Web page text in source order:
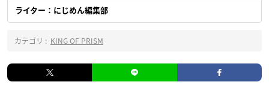
ライター：にじめん編集部
カテゴリ : KING OF PRISM